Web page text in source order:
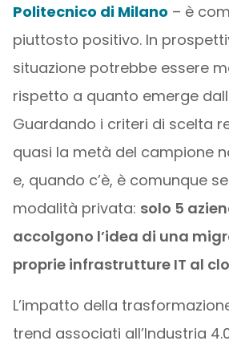
Politecnico di Milano – è
piuttosto positivo. In
situazione potrebbe essere
rispetto a quanto emerge
Guardando i criteri di scelta
quasi la metà del campione
e, quando c’è, è comunque
modalità privata: solo 5
accolgono l’idea di una
proprie infrastrutture IT al
L’impatto della
trend associati all’Industria